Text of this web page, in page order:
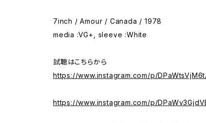
7inch / Amour / Canada / 1978
media :VG+, sleeve :White
試聴はこちらから
https://www.instagram.com/p/
https://www.instagram.com/p/